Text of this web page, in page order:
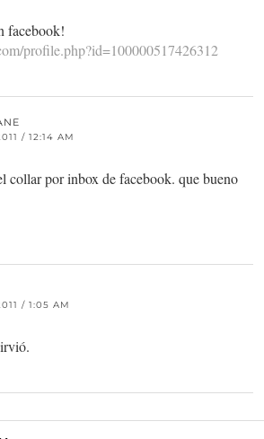
facebook!
profile.php?id=100000517426312
/ 12:14 AM
collar por inbox de facebook. que bueno
/ 1:05 AM